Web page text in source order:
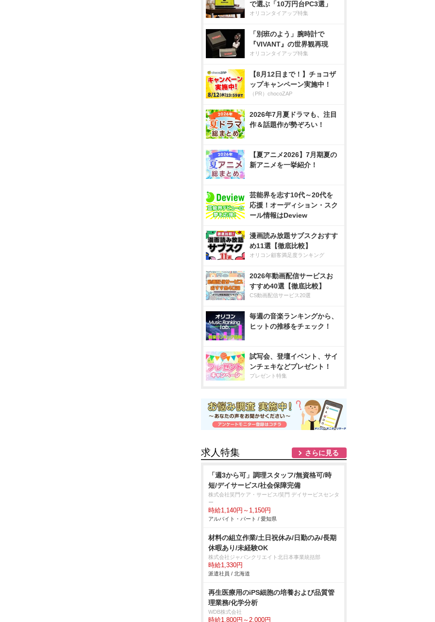
で選ぶ「10万円台PC3選」
オリコンタイアップ特集
「別班のよう」腕時計で
『VIVANT』の世界観再現
オリコンタイアップ特集
【8月12日まで！】チョコザ
ップキャンペーン実施中！
（PR）chocoZAP
2026年7月夏ドラマも、注目
作＆話題作が勢ぞろい！
【夏アニメ2026】7月期夏の
新アニメを一挙紹介！
芸能界を志す10代～20代を
応援！オーディション・スク
ール情報はDeview
漫画読み放題サブスクおすす
め11選【徹底比較】
オリコン顧客満足度ランキング
2026年動画配信サービスお
すすめ40選【徹底比較】
CS動画配信サービス20選
毎週の音楽ランキングから、
ヒットの推移をチェック！
試写会、登壇イベント、サイ
ンチェキなどプレゼント！
プレゼント特集
求人特集 さらに見る
「週3から可」調理スタッフ/無資格可/時
短/デイサービス/社会保障完備
株式会社笑門ケア・サービス/笑門 デイサービスセンタ
ー
時給1,140円～1,150円
アルバイト・パート / 愛知県
材料の組立作業/土日祝休み/日勤のみ/長期
休暇あり/未経験OK
株式会社ジャパンクリエイト北日本事業統括部
時給1,330円
派遣社員 / 北海道
再生医療用のiPS細胞の培養および品質管
理業務/化学分析
WDB株式会社
時給1,800円～2,000円